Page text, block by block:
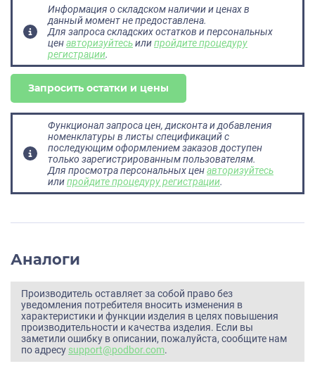
Информация о складском наличии и ценах в
данный момент не предоставлена.
Для запроса складских остатков и персональных
ценавторизуйтесьилипройдите процедуру
регистрации.
Запросить остатки и цены
Функционал запроса цен, дисконта и добавления
номенклатуры в листы спецификаций с
последующим оформлением заказов доступен
только зарегистрированным пользователям.
Для просмотра персональных ценавторизуйтесь
илипройдите процедуру регистрации.
Аналоги
Производитель оставляет за собой право без
уведомления потребителя вносить изменения в
характеристики и функции изделия в целях повышения
производительности и качества изделия. Если вы
заметили ошибку в описании, пожалуйста, сообщите нам
по адресу support@podbor.com.